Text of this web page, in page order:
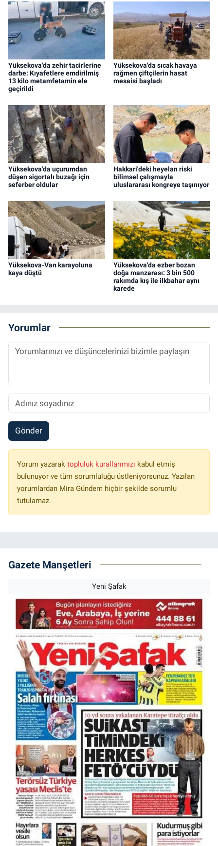
Yüksekova'da zehir tacirlerine
darbe: Kıyafetlere emdirilmiş
13 kilo metamfetamin ele
geçirildi
Yüksekova'da sıcak havaya
rağmen çiftçilerin hasat
mesaisi başladı
Yüksekova'da uçurumdan
düşen sigortalı buzağı için
seferber oldular
Hakkari'deki heyelan riski
bilimsel çalışmayla
uluslararası kongreye taşınıyor
Yüksekova-Van karayoluna
kaya düştü
Yüksekova'da ezber bozan
doğa manzarası: 3 bin 500
rakımda kış ile ilkbahar aynı
karede
Yorumlar
Gönder
Yorum yazarak topluluk kurallarımızı kabul etmiş
bulunuyor ve tüm sorumluluğu üstleniyorsunuz. Yazılan
yorumlardan Mira Gündem hiçbir şekilde sorumlu
tutulamaz.
Gazete Manşetleri
Yeni Şafak